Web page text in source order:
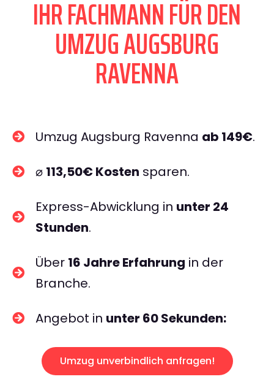
IHR FACHMANN FÜR DEN
UMZUG AUGSBURG
RAVENNA
Umzug Augsburg Ravenna ab 149€.
⌀ 113,50€ Kosten sparen.
Express-Abwicklung in unter 24
Stunden.
Über 16 Jahre Erfahrung in der
Branche.
Angebot in unter 60 Sekunden:
Umzug unverbindlich anfragen!